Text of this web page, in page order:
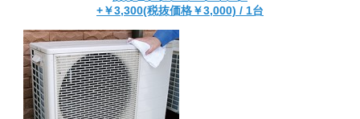
+￥3,300(税抜価格￥3,000) / 1台